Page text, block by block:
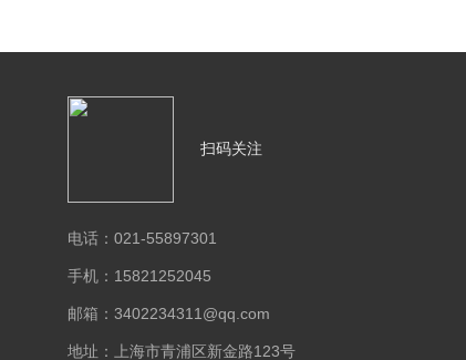
扫码关注
电话：021-55897301
手机：15821252045
邮箱：3402234311@qq.com
地址：上海市青浦区新金路123号